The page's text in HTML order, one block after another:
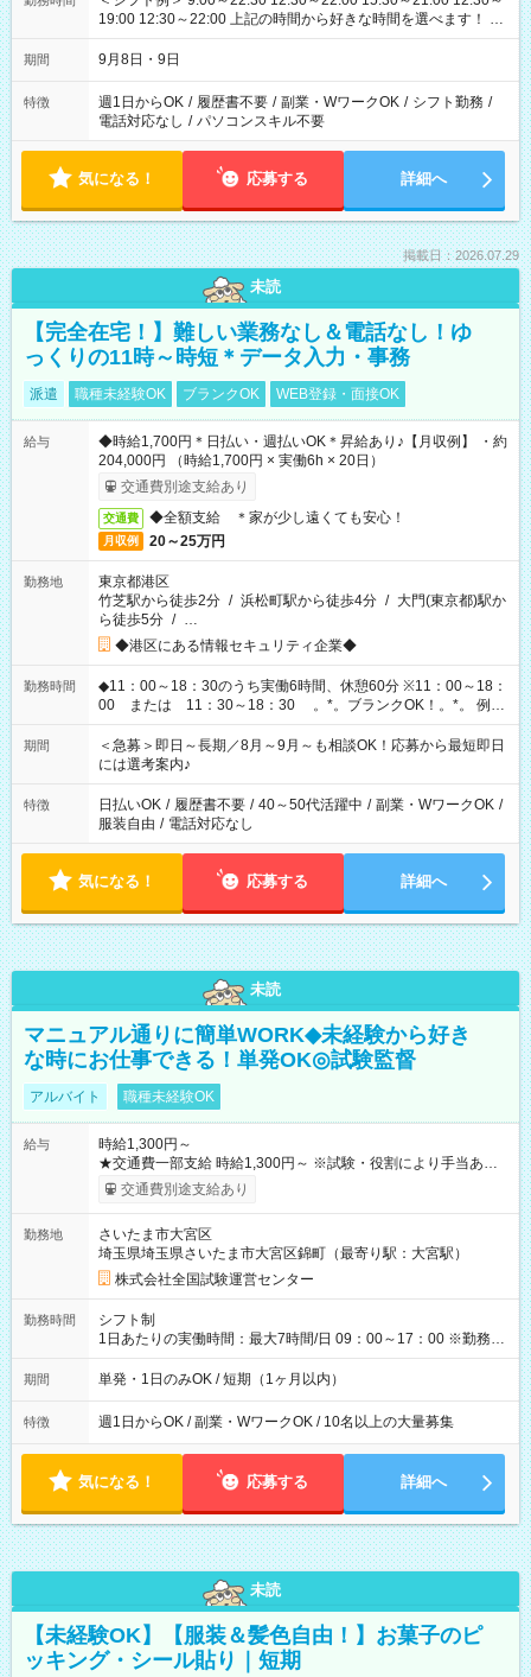
19:00 12:30～22:00 上記の時間から好きな時間を選べます！ ※
時間は変更となる可能性があります
期間 9月8日・9日
特徴 週1日からOK / 履歴書不要 / 副業・WワークOK / シフト勤務 /
電話対応なし / パソコンスキル不要
気になる！ 応募する 詳細へ
掲載日：2026.07.29
未読
【完全在宅！】難しい業務なし＆電話なし！ゆ
っくりの11時～時短＊データ入力・事務
派遣 職種未経験OK ブランクOK WEB登録・面接OK
給与
◆時給1,700円＊日払い・週払いOK＊昇給あり♪【月収例】 ・約
204,000円 （時給1,700円 × 実働6h × 20日）
交通費別途支給あり
交通費 ◆全額支給 ＊家が少し遠くても安心！
月収例 20～25万円
勤務地
東京都港区
竹芝駅から徒歩2分 / 浜松町駅から徒歩4分 / 大門(東京都)駅か
ら徒歩5分 / …
◆港区にある情報セキュリティ企業◆
勤務時間
◆11：00～18：30のうち実働6時間、休憩60分 ※11：00～18：
00 または 11：30～18：30 。*。ブランクOK！。*。 例え
ば前職が、 在宅/財団法人/事務/コールセンター/受付/販売/カフェ
スタッフ スイーツ販売/ホテルフロント/化粧品販売/など 様々な
業界から入社して活躍されています♪
期間
＜急募＞即日～長期／8月～9月～も相談OK！応募から最短即日
には選考案内♪
特徴 日払いOK / 履歴書不要 / 40～50代活躍中 / 副業・WワークOK /
服装自由 / 電話対応なし
気になる！ 応募する 詳細へ
未読
マニュアル通りに簡単WORK◆未経験から好き
な時にお仕事できる！単発OK◎試験監督
アルバイト 職種未経験OK
給与
時給1,300円～
★交通費一部支給 時給1,300円～ ※試験・役割により手当あり
※勤務回数により昇給あり 【即給（前払い）オプションあ
り！】 希望される場合、勤務から1週間ほどで給与の一部を受け
例】 ・河合塾模擬試験 8:30～17:30（休憩1時間） 時給1,300円
×8時間＝日収10,400円＋交通費 ※当日の役割により時給＋100
円の場合あり ・国家試験 7:00～13:30（休憩なし） 時給1,300
円（役割手当＋100円）×6時間＝日収8,400円＋交通費 【試用期
間】試用期間なし
交通費別途支給あり
勤務地
さいたま市大宮区
埼玉県埼玉県さいたま市大宮区錦町（最寄り駅：大宮駅）
株式会社全国試験運営センター
勤務時間
シフト制
1日あたりの実働時間：最大7時間/日 09：00～17：00 ※勤務時
間は 試験により異なります。
期間 単発・1日のみOK / 短期（1ヶ月以内）
特徴 週1日からOK / 副業・WワークOK / 10名以上の大量募集
気になる！ 応募する 詳細へ
未読
【未経験OK】【服装＆髪色自由！】お菓子のピ
ッキング・シール貼り｜短期